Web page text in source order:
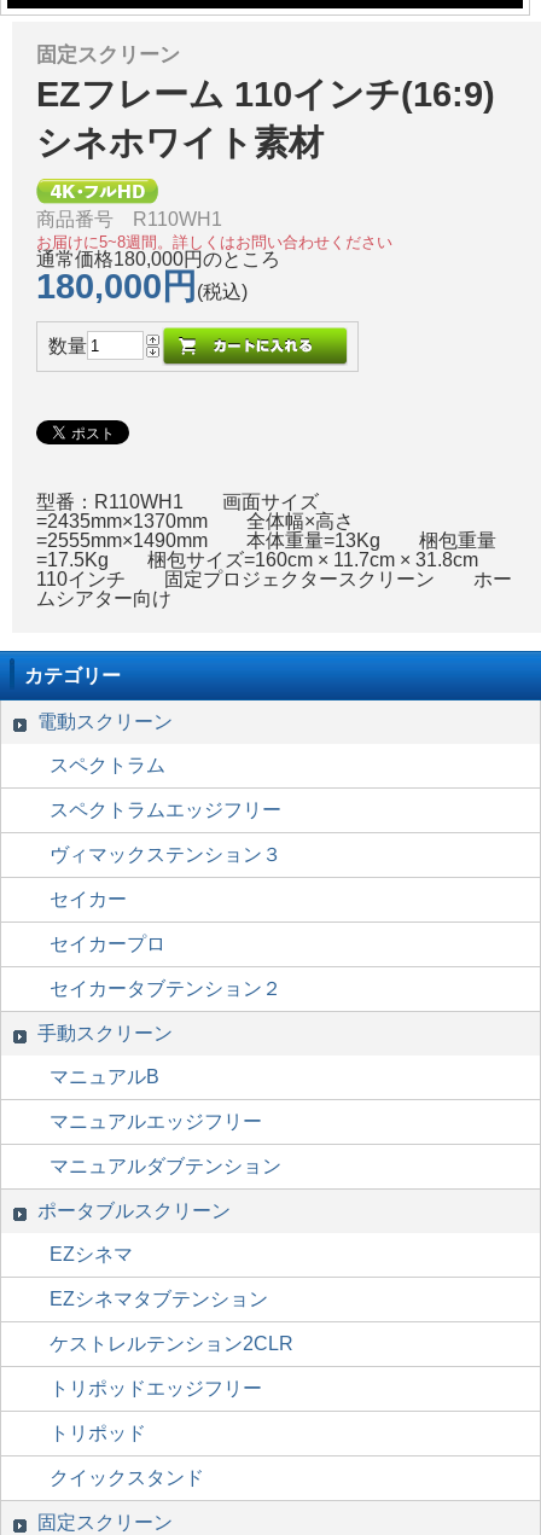
固定スクリーン
EZフレーム 110インチ(16:9)
シネホワイト素材
商品番号 R110WH1
お届けに5~8週間。詳しくはお問い合わせください
通常価格180,000円のところ
180,000円 (税込)
数量
型番：R110WH1 画面サイズ
=2435mm×1370mm 全体幅×高さ
=2555mm×1490mm 本体重量=13Kg 梱包重量
=17.5Kg 梱包サイズ=160cm × 11.7cm × 31.8cm
110インチ 固定プロジェクタースクリーン ホー
ムシアター向け
カテゴリー
電動スクリーン
スペクトラム
スペクトラムエッジフリー
ヴィマックステンション３
セイカー
セイカープロ
セイカータブテンション２
手動スクリーン
マニュアルB
マニュアルエッジフリー
マニュアルダブテンション
ポータブルスクリーン
EZシネマ
EZシネマタブテンション
ケストレルテンション2CLR
トリポッドエッジフリー
トリポッド
クイックスタンド
固定スクリーン